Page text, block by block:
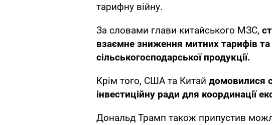
тарифну війну.
За словами глави китайського МЗС,
взаємне зниження митних тарифів
сільськогосподарської продукції.
Крім того, США та Китай домовилися
інвестиційну ради для координації
Дональд Трамп також припустив